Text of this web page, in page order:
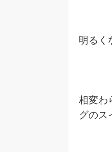
明るく
相変わ
グのス